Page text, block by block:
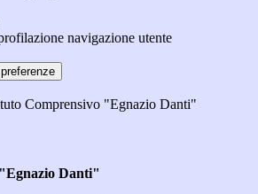
navigazione utente
Comprensivo "Egnazio Danti"
Danti"